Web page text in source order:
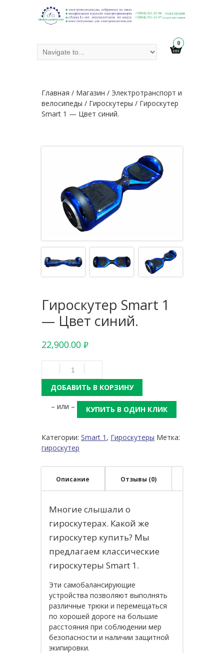
0
Главная / Магазин / Электротранспорт и
велосипеды / Гироскутеры / Гироскутер
Smart 1 — Цвет синий.
Гироскутер Smart 1
— Цвет синий.
22,900.00 Р
УБ.
ДОБАВИТЬ В КОРЗИНУ
– или –
КУПИТЬ В ОДИН КЛИК
Категории: Smart 1 , Гироскутеры Метка:
гироскутер
Описание Отзывы (0)
Многие слышали о
гироскутерах. Какой же
гироскутер купить? Мы
предлагаем классические
гироскутеры Smart 1.
Эти самобалансирующие
устройства позволяют выполнять
различные трюки и перемещаться
по хорошей дороге на большие
расстояния при соблюдении мер
безопасности и наличии защитной
экипировки.